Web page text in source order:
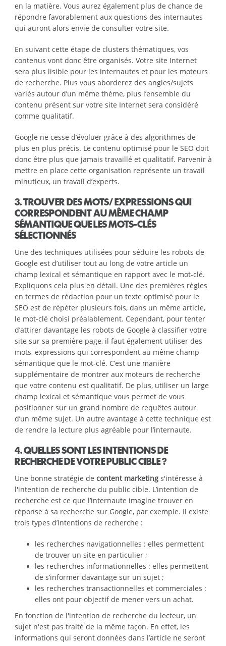
en la matière. Vous aurez également plus de chance de
répondre favorablement aux questions des internautes
qui auront alors envie de consulter votre site.
En suivant cette étape de clusters thématiques, vos
contenus vont donc être organisés. Votre site Internet
sera plus lisible pour les internautes et pour les moteurs
de recherche. Plus vous aborderez des angles/sujets
variés autour d’un même thème, plus l’ensemble du
contenu présent sur votre site Internet sera considéré
comme qualitatif.
Google ne cesse d’évoluer grâce à des algorithmes de
plus en plus précis. Le contenu optimisé pour le SEO doit
donc être plus que jamais travaillé et qualitatif. Parvenir à
mettre en place cette organisation représente un travail
minutieux, un travail d’experts.
3. TROUVER DES MOTS/ EXPRESSIONS QUI
CORRESPONDENT AU MÊME CHAMP
SÉMANTIQUE QUE LES MOTS-CLÉS
SÉLECTIONNÉS
Une des techniques utilisées pour séduire les robots de
Google est d’utiliser tout au long de votre article un
champ lexical et sémantique en rapport avec le mot-clé.
Expliquons cela plus en détail. Une des premières règles
en termes de rédaction pour un texte optimisé pour le
SEO est de répéter plusieurs fois, dans un même article,
le mot-clé choisi préalablement. Cependant, pour tenter
d’attirer davantage les robots de Google à classifier votre
site sur sa première page, il faut également utiliser des
mots, expressions qui correspondent au même champ
sémantique que le mot-clé. C’est une manière
supplémentaire de montrer aux moteurs de recherche
que votre contenu est qualitatif. De plus, utiliser un large
champ lexical et sémantique vous permet de vous
positionner sur un grand nombre de requêtes autour
d’un même sujet. Un autre avantage à cette technique est
de rendre la lecture plus agréable pour l’internaute.
4. QUELLES SONT LES INTENTIONS DE
RECHERCHE DE VOTRE PUBLIC CIBLE ?
Une bonne stratégie de content marketings'intéresse à
l'intention de recherche du public cible. L’intention de
recherche est ce que l’internaute imagine trouver en
réponse à sa recherche sur Google, par exemple. Il existe
trois types d’intentions de recherche :
les recherches navigationnelles : elles permettent
de trouver un site en particulier ;
les recherches informationnelles : elles permettent
de s’informer davantage sur un sujet ;
les recherches transactionnelles et commerciales :
elles ont pour objectif de mener vers un achat.
En fonction de l'intention de recherche du lecteur, un
sujet n'est pas traité de la même façon. En effet, les
informations qui seront données dans l’article ne seront